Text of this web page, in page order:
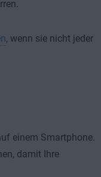
, wenn sie nicht jeder
einem Smartphone.
damit Ihre